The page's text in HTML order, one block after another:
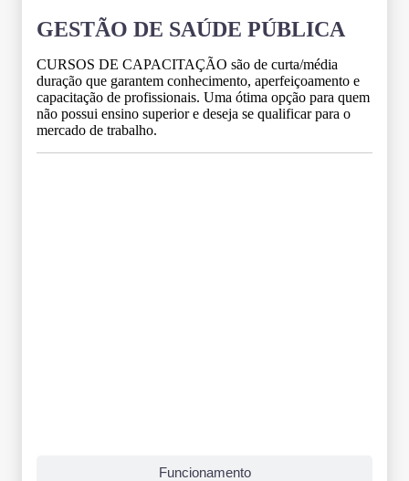
GESTÃO DE SAÚDE PÚBLICA
CURSOS DE CAPACITAÇÃO são de curta/média
duração que garantem conhecimento, aperfeiçoamento e
capacitação de profissionais. Uma ótima opção para quem
não possui ensino superior e deseja se qualificar para o
mercado de trabalho.
Funcionamento